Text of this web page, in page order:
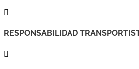

RESPONSABILIDAD
